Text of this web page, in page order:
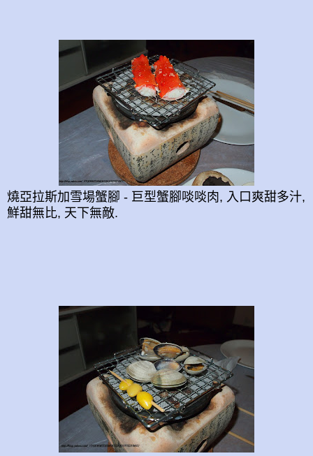
燒亞拉斯加雪場蟹腳 - 巨型蟹腳啖啖肉, 入口爽甜多汁,
鮮甜無比, 天下無敵.